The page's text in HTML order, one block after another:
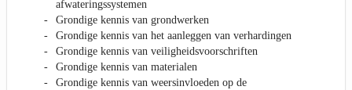
afwateringssystemen
Grondige kennis van grondwerken
Grondige kennis van het aanleggen van verhardingen
Grondige kennis van veiligheidsvoorschriften
Grondige kennis van materialen
Grondige kennis van weersinvloeden op de